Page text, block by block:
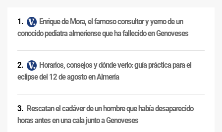
Enrique de Mora, el famoso consultor y yerno de un
conocido pediatra almeriense que ha fallecido en Genoveses
Horarios, consejos y dónde verlo: guía práctica para el
eclipse del 12 de agosto en Almería
Rescatan el cadáver de un hombre que había desaparecido
horas antes en una cala junto a Genoveses